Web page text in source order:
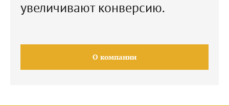
увеличивают конверсию.
О компании